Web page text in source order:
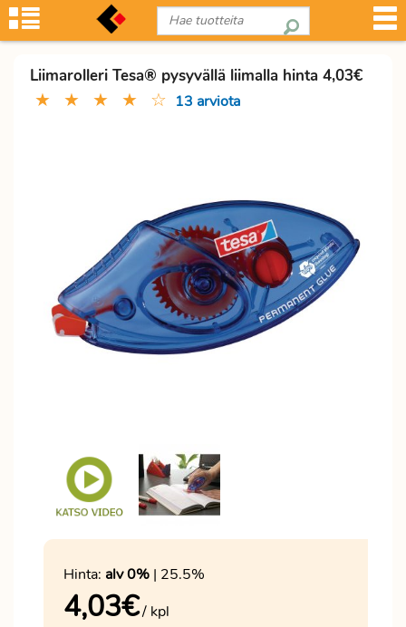
Liimarolleri Tesa® pysyvällä liimalla hinta 4,03€
★ ★ ★ ★ ☆ 13 arviota
Hinta: alv 0% | 25.5%
4,03€/ kpl